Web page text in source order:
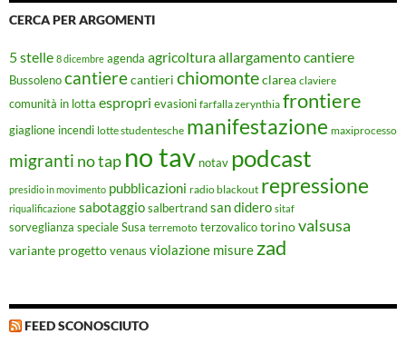
CERCA PER ARGOMENTI
5 stelle 8 dicembre agenda agricolturaallargamento cantiere
Bussolenocantierecantieri chiomonteclarea claviere
comunità in lotta espropri evasioni farfalla zerynthia frontiere
giaglione incendi lotte studentesche manifestazione maxiprocesso
migranti no tap no tav notav podcast
presidio in movimento pubblicazioni radio blackout repressione
riqualificazione sabotaggiosalbertrandsan didero sitaf
sorveglianza speciale Susa terremoto terzovalico torinovalsusa
variante progettovenaus violazione misure zad
FEED SCONOSCIUTO